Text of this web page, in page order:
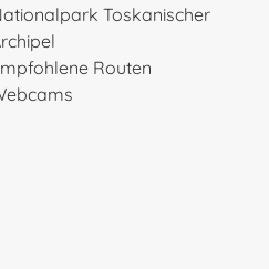
Toskanischer
Routen